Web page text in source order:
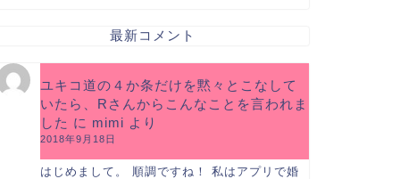
最新コメント
ユキコ道の４か条だけを黙々とこなして
いたら、Rさんからこんなことを言われま
した に mimi より
2018年9月18日
はじめまして。 順調ですね！ 私はアプリで婚